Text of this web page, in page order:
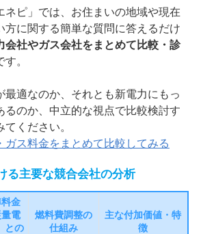
ネピ」では、お住まいの地域や現在
方に関する簡単な質問に答えるだけ
会社やガス会社をまとめて比較・診
。
最適なのか、それとも新電力にもっ
るのか、中立的な視点で比較検討す
ください。
ガス料金をまとめて比較してみる
る主要な競合会社の分析
金
量電
との
燃料費調整の
仕組み
主な付加価値・特
徴